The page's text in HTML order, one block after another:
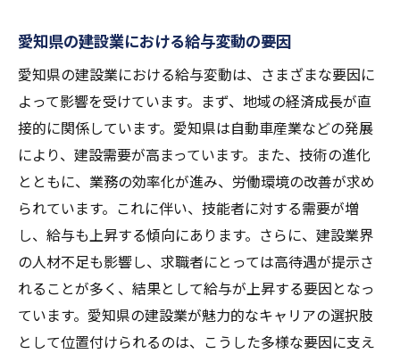
建設業で得られる達成感愛知県で働くことの意
義と年収の現実
目に見える成果がもたらす達成感
愛知県で働くことの意義と満足感
現実の年収と仕事のやりがいを比較
愛知県における建設業の実績と評価
達成感がもたらすモチベーション
愛知県での建設業務の実情と収入
愛知県の建設業における給与変動の要因
愛知県の建設業における給与変動は、さまざまな要因に
よって影響を受けています。まず、地域の経済成長が直
接的に関係しています。愛知県は自動車産業などの発展
により、建設需要が高まっています。また、技術の進化
とともに、業務の効率化が進み、労働環境の改善が求め
られています。これに伴い、技能者に対する需要が増
し、給与も上昇する傾向にあります。さらに、建設業界
の人材不足も影響し、求職者にとっては高待遇が提示さ
れることが多く、結果として給与が上昇する要因となっ
ています。愛知県の建設業が魅力的なキャリアの選択肢
として位置付けられるのは、こうした多様な要因に支え